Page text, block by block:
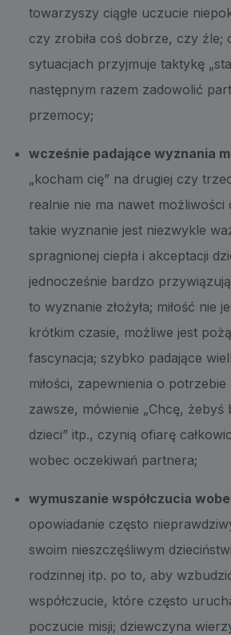
towarzyszy ciągłe uczucie
czy zrobiła coś dobrze, czy źle;
sytuacjach przyjmuje taktykę
następnym razem zadowolić
przemocy;
wcześnie padające wyznania
„kocham cię” na drugiej czy
realnie nie ma nawet możliwości
takie wyznanie jest niezwykle
spragnionej ciepła i akceptacji
jednocześnie bardzo
to wyznanie złożyła; miłość nie
krótkim czasie, możliwe jest
fascynacja; szybko padające
miłości, zapewnienia o
zawsze, mówienie „Chcę, żebyś
dzieci” itp., czynią ofiarę
wobec oczekiwań partnera;
wymuszanie współczucia
opowiadanie często
swoim nieszczęśliwym
rodzinnej itp. po to, aby
współczucie, które często
poczucie misji; dziewczyna